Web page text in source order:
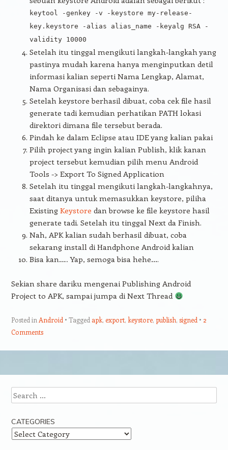
keytool -genkey -v -keystore my-release-
key.keystore -alias alias_name -keyalg RSA -
validity 10000
Setelah itu tinggal mengikuti langkah-langkah yang
pastinya mudah karena hanya menginputkan detil
informasi kalian seperti Nama Lengkap, Alamat,
Nama Organisasi dan sebagainya.
Setelah keystore berhasil dibuat, coba cek file hasil
generate tadi kemudian perhatikan PATH lokasi
direktori dimana file tersebut berada.
Pindah ke dalam Eclipse atau IDE yang kalian pakai
Pilih project yang ingin kalian Publish, klik kanan
project tersebut kemudian pilih menu Android
Tools -> Export To Signed Application
Setelah itu tinggal mengikuti langkah-langkahnya,
saat ditanya untuk memasukkan keystore, piliha
Existing Keystore dan browse ke file keystore hasil
generate tadi. Setelah itu tinggal Next da Finish.
Nah, APK kalian sudah berhasil dibuat, coba
sekarang install di Handphone Android kalian
Bisa kan….. Yap, semoga bisa hehe….
Sekian share dariku mengenai Publishing Android
Project to APK, sampai jumpa di Next Thread
Posted in Android Tagged apk, export, keystore, publish, signed
2
Comments
Search
CATEGORIES
Categories